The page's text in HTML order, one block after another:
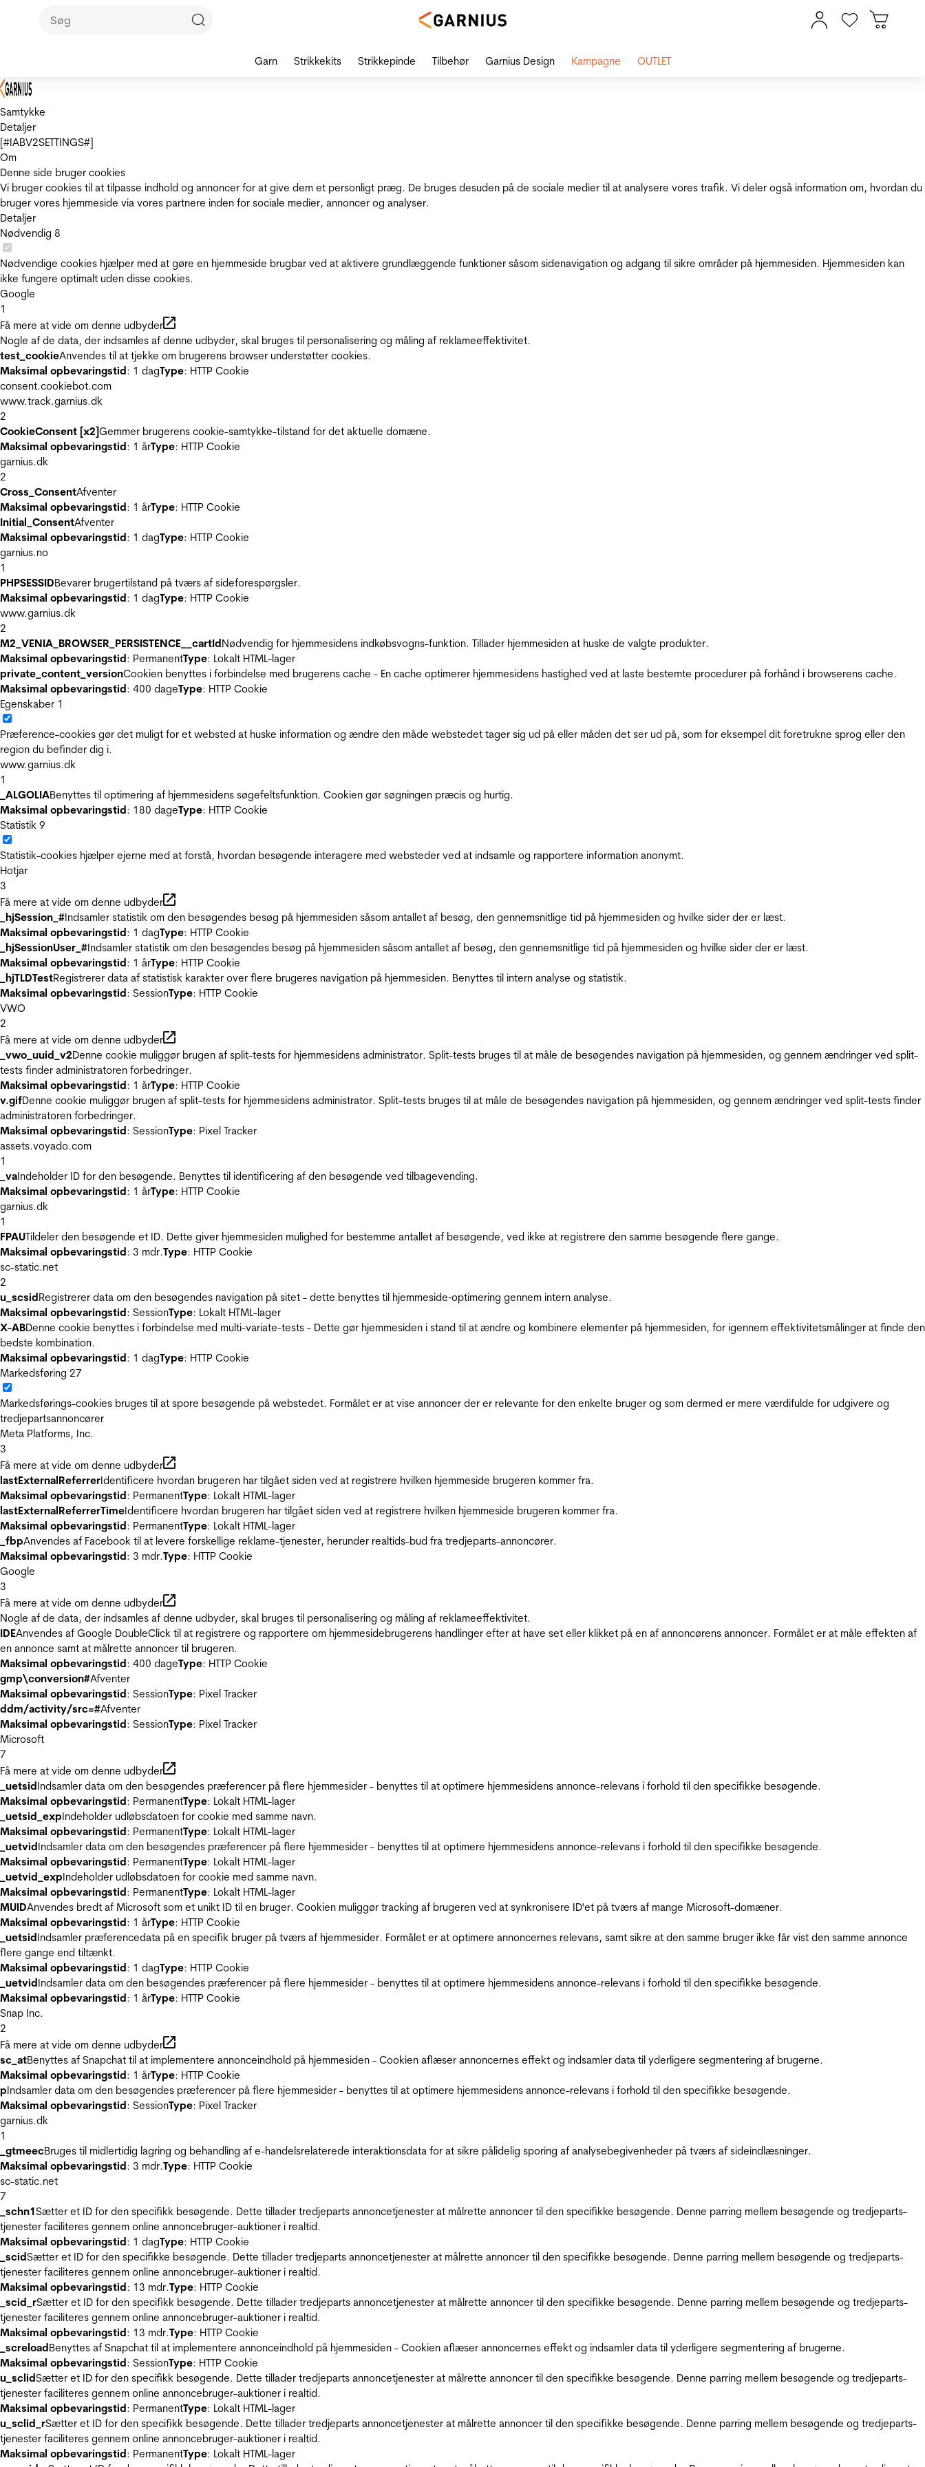
Samtykke
Detaljer
[#IABV2SETTINGS#]
Om
Denne side bruger cookies
Vi bruger cookies til at tilpasse indhold og annoncer for at give dem et personligt præg. De bruges desuden på de sociale medier til at analysere vores trafik. Vi deler også information om, hvordan du
bruger vores hjemmeside via vores partnere inden for sociale medier, annoncer og analyser.
Detaljer
Nødvendig 8
Nødvendige cookies hjælper med at gøre en hjemmeside brugbar ved at aktivere grundlæggende funktioner såsom sidenavigation og adgang til sikre områder på hjemmesiden. Hjemmesiden kan
ikke fungere optimalt uden disse cookies.
Google
1
Få mere at vide om denne udbyder
Nogle af de data, der indsamles af denne udbyder, skal bruges til personalisering og måling af reklameeffektivitet.
test_cookieAnvendes til at tjekke om brugerens browser understøtter cookies.
Maksimal opbevaringstid: 1 dagType: HTTP Cookie
consent.cookiebot.com
www.track.garnius.dk
2
CookieConsent [x2]Gemmer brugerens cookie-samtykke-tilstand for det aktuelle domæne.
Maksimal opbevaringstid: 1 årType: HTTP Cookie
garnius.dk
2
Cross_ConsentAfventer
Maksimal opbevaringstid: 1 årType: HTTP Cookie
Initial_ConsentAfventer
Maksimal opbevaringstid: 1 dagType: HTTP Cookie
garnius.no
1
PHPSESSIDBevarer brugertilstand på tværs af sideforespørgsler.
Maksimal opbevaringstid: 1 dagType: HTTP Cookie
www.garnius.dk
2
M2_VENIA_BROWSER_PERSISTENCE__cartIdNødvendig for hjemmesidens indkøbsvogns-funktion. Tillader hjemmesiden at huske de valgte produkter.
Maksimal opbevaringstid: PermanentType: Lokalt HTML-lager
private_content_versionCookien benyttes i forbindelse med brugerens cache - En cache optimerer hjemmesidens hastighed ved at laste bestemte procedurer på forhånd i browserens cache.
Maksimal opbevaringstid: 400 dageType: HTTP Cookie
Egenskaber 1
Præference-cookies gør det muligt for et websted at huske information og ændre den måde webstedet tager sig ud på eller måden det ser ud på, som for eksempel dit foretrukne sprog eller den
region du befinder dig i.
www.garnius.dk
1
_ALGOLIABenyttes til optimering af hjemmesidens søgefeltsfunktion. Cookien gør søgningen præcis og hurtig.
Maksimal opbevaringstid: 180 dageType: HTTP Cookie
Statistik 9
Statistik-cookies hjælper ejerne med at forstå, hvordan besøgende interagere med websteder ved at indsamle og rapportere information anonymt.
Hotjar
3
Få mere at vide om denne udbyder
_hjSession_#Indsamler statistik om den besøgendes besøg på hjemmesiden såsom antallet af besøg, den gennemsnitlige tid på hjemmesiden og hvilke sider der er læst.
Maksimal opbevaringstid: 1 dagType: HTTP Cookie
_hjSessionUser_#Indsamler statistik om den besøgendes besøg på hjemmesiden såsom antallet af besøg, den gennemsnitlige tid på hjemmesiden og hvilke sider der er læst.
Maksimal opbevaringstid: 1 årType: HTTP Cookie
_hjTLDTestRegistrerer data af statistisk karakter over flere brugeres navigation på hjemmesiden. Benyttes til intern analyse og statistik.
Maksimal opbevaringstid: SessionType: HTTP Cookie
VWO
2
Få mere at vide om denne udbyder
_vwo_uuid_v2Denne cookie muliggør brugen af split-tests for hjemmesidens administrator. Split-tests bruges til at måle de besøgendes navigation på hjemmesiden, og gennem ændringer ved split-
tests finder administratoren forbedringer.
Maksimal opbevaringstid: 1 årType: HTTP Cookie
v.gifDenne cookie muliggør brugen af split-tests for hjemmesidens administrator. Split-tests bruges til at måle de besøgendes navigation på hjemmesiden, og gennem ændringer ved split-tests finder
administratoren forbedringer.
Maksimal opbevaringstid: SessionType: Pixel Tracker
assets.voyado.com
1
_vaIndeholder ID for den besøgende. Benyttes til identificering af den besøgende ved tilbagevending.
Maksimal opbevaringstid: 1 årType: HTTP Cookie
garnius.dk
1
FPAUTildeler den besøgende et ID. Dette giver hjemmesiden mulighed for bestemme antallet af besøgende, ved ikke at registrere den samme besøgende flere gange.
Maksimal opbevaringstid: 3 mdr.Type: HTTP Cookie
sc-static.net
2
u_scsidRegistrerer data om den besøgendes navigation på sitet - dette benyttes til hjemmeside‐optimering gennem intern analyse.
Maksimal opbevaringstid: SessionType: Lokalt HTML-lager
X-ABDenne cookie benyttes i forbindelse med multi-variate-tests - Dette gør hjemmesiden i stand til at ændre og kombinere elementer på hjemmesiden, for igennem effektivitetsmålinger at finde den
bedste kombination.
Maksimal opbevaringstid: 1 dagType: HTTP Cookie
Markedsføring 27
Markedsførings-cookies bruges til at spore besøgende på webstedet. Formålet er at vise annoncer der er relevante for den enkelte bruger og som dermed er mere værdifulde for udgivere og
tredjepartsannoncører
Meta Platforms, Inc.
3
Få mere at vide om denne udbyder
lastExternalReferrerIdentificere hvordan brugeren har tilgået siden ved at registrere hvilken hjemmeside brugeren kommer fra.
Maksimal opbevaringstid: PermanentType: Lokalt HTML-lager
lastExternalReferrerTimeIdentificere hvordan brugeren har tilgået siden ved at registrere hvilken hjemmeside brugeren kommer fra.
Maksimal opbevaringstid: PermanentType: Lokalt HTML-lager
_fbpAnvendes af Facebook til at levere forskellige reklame-tjenester, herunder realtids-bud fra tredjeparts-annoncører.
Maksimal opbevaringstid: 3 mdr.Type: HTTP Cookie
Google
3
Få mere at vide om denne udbyder
Nogle af de data, der indsamles af denne udbyder, skal bruges til personalisering og måling af reklameeffektivitet.
IDEAnvendes af Google DoubleClick til at registrere og rapportere om hjemmesidebrugerens handlinger efter at have set eller klikket på en af annoncørens annoncer. Formålet er at måle effekten af
en annonce samt at målrette annoncer til brugeren.
Maksimal opbevaringstid: 400 dageType: HTTP Cookie
gmp\conversion#Afventer
Maksimal opbevaringstid: SessionType: Pixel Tracker
ddm/activity/src=#Afventer
Maksimal opbevaringstid: SessionType: Pixel Tracker
Microsoft
7
Få mere at vide om denne udbyder
_uetsidIndsamler data om den besøgendes præferencer på flere hjemmesider - benyttes til at optimere hjemmesidens annonce-relevans i forhold til den specifikke besøgende.
Maksimal opbevaringstid: PermanentType: Lokalt HTML-lager
_uetsid_expIndeholder udløbsdatoen for cookie med samme navn.
Maksimal opbevaringstid: PermanentType: Lokalt HTML-lager
_uetvidIndsamler data om den besøgendes præferencer på flere hjemmesider - benyttes til at optimere hjemmesidens annonce-relevans i forhold til den specifikke besøgende.
Maksimal opbevaringstid: PermanentType: Lokalt HTML-lager
_uetvid_expIndeholder udløbsdatoen for cookie med samme navn.
Maksimal opbevaringstid: PermanentType: Lokalt HTML-lager
MUIDAnvendes bredt af Microsoft som et unikt ID til en bruger. Cookien muliggør tracking af brugeren ved at synkronisere ID'et på tværs af mange Microsoft-domæner.
Maksimal opbevaringstid: 1 årType: HTTP Cookie
_uetsidIndsamler præferencedata på en specifik bruger på tværs af hjemmesider. Formålet er at optimere annoncernes relevans, samt sikre at den samme bruger ikke får vist den samme annonce
flere gange end tiltænkt.
Maksimal opbevaringstid: 1 dagType: HTTP Cookie
_uetvidIndsamler data om den besøgendes præferencer på flere hjemmesider - benyttes til at optimere hjemmesidens annonce-relevans i forhold til den specifikke besøgende.
Maksimal opbevaringstid: 1 årType: HTTP Cookie
Snap Inc.
2
Få mere at vide om denne udbyder
sc_atBenyttes af Snapchat til at implementere annonceindhold på hjemmesiden - Cookien aflæser annoncernes effekt og indsamler data til yderligere segmentering af brugerne.
Maksimal opbevaringstid: 1 årType: HTTP Cookie
pIndsamler data om den besøgendes præferencer på flere hjemmesider - benyttes til at optimere hjemmesidens annonce-relevans i forhold til den specifikke besøgende.
Maksimal opbevaringstid: SessionType: Pixel Tracker
garnius.dk
1
_gtmeecBruges til midlertidig lagring og behandling af e-handelsrelaterede interaktionsdata for at sikre pålidelig sporing af analysebegivenheder på tværs af sideindlæsninger.
Maksimal opbevaringstid: 3 mdr.Type: HTTP Cookie
sc-static.net
7
_schn1Sætter et ID for den specifikk besøgende. Dette tillader tredjeparts annoncetjenester at målrette annoncer til den specifikke besøgende. Denne parring mellem besøgende og tredjeparts-
tjenester faciliteres gennem online annoncebruger-auktioner i realtid.
Maksimal opbevaringstid: 1 dagType: HTTP Cookie
_scidSætter et ID for den specifikke besøgende. Dette tillader tredjeparts annoncetjenester at målrette annoncer til den specifikke besøgende. Denne parring mellem besøgende og tredjeparts-
tjenester faciliteres gennem online annoncebruger-auktioner i realtid.
Maksimal opbevaringstid: 13 mdr.Type: HTTP Cookie
_scid_rSætter et ID for den specifikk besøgende. Dette tillader tredjeparts annoncetjenester at målrette annoncer til den specifikke besøgende. Denne parring mellem besøgende og tredjeparts-
tjenester faciliteres gennem online annoncebruger-auktioner i realtid.
Maksimal opbevaringstid: 13 mdr.Type: HTTP Cookie
_screloadBenyttes af Snapchat til at implementere annonceindhold på hjemmesiden - Cookien aflæser annoncernes effekt og indsamler data til yderligere segmentering af brugerne.
Maksimal opbevaringstid: SessionType: HTTP Cookie
u_sclidSætter et ID for den specifikk besøgende. Dette tillader tredjeparts annoncetjenester at målrette annoncer til den specifikke besøgende. Denne parring mellem besøgende og tredjeparts-
tjenester faciliteres gennem online annoncebruger-auktioner i realtid.
Maksimal opbevaringstid: PermanentType: Lokalt HTML-lager
u_sclid_rSætter et ID for den specifikk besøgende. Dette tillader tredjeparts annoncetjenester at målrette annoncer til den specifikke besøgende. Denne parring mellem besøgende og tredjeparts-
tjenester faciliteres gennem online annoncebruger-auktioner i realtid.
Maksimal opbevaringstid: PermanentType: Lokalt HTML-lager
Garn Strikkekits Strikkepinde Tilbehør Garnius Design Kampagne OUTLET